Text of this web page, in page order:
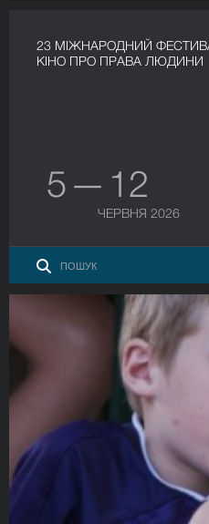
23 МІЖНАРОДНИЙ
КІНО ПРО ПРАВА ЛЮДИНИ
5 — 12
ЧЕРВНЯ 2026